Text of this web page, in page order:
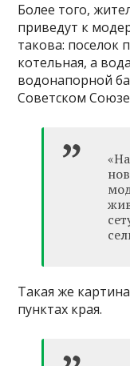
Более того,
приведут к
такова: поселок
котельная, а
водонапорной
Советском
Такая же
пунктах края.